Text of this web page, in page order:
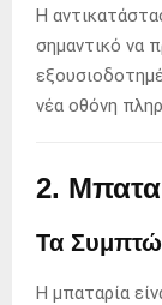
Η
σημαντικό να
νέα οθόνη
2.
Τα
Η μπαταρία